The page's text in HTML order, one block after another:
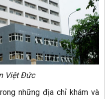
Việt Đức
những địa chỉ khám và